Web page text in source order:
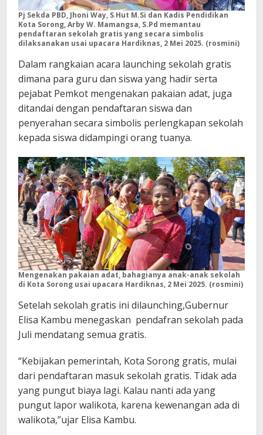
Pj Sekda PBD, Jhoni Way, S.Hut M.Si dan Kadis Pendidikan
Kota Sorong, Arby W. Mamangsa, S.Pd memantau
pendaftaran sekolah gratis yang secara simbolis
dilaksanakan usai upacara Hardiknas, 2 Mei 2025. (rosmini)
Dalam rangkaian acara launching sekolah gratis
dimana para guru dan siswa yang hadir serta
pejabat Pemkot mengenakan pakaian adat, juga
ditandai dengan pendaftaran siswa dan
penyerahan secara simbolis perlengkapan sekolah
kepada siswa didampingi orang tuanya.
Mengenakan pakaian adat, bahagianya anak-anak sekolah
di Kota Sorong usai upacara Hardiknas, 2 Mei 2025. (rosmini)
Setelah sekolah gratis ini dilaunching,Gubernur
Elisa Kambu menegaskan pendafran sekolah pada
Juli mendatang semua gratis.
“Kebijakan pemerintah, Kota Sorong gratis, mulai
dari pendaftaran masuk sekolah gratis. Tidak ada
yang pungut biaya lagi. Kalau nanti ada yang
pungut lapor walikota, karena kewenangan ada di
walikota,”ujar Elisa Kambu.